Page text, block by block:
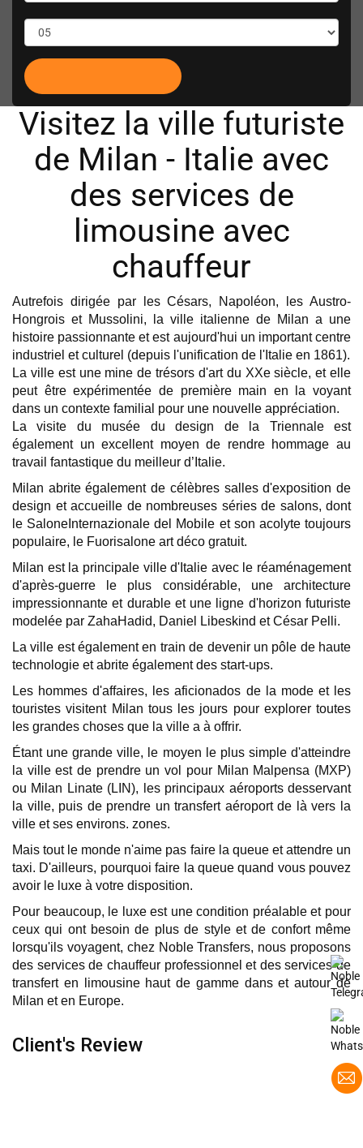
Visitez la ville futuriste
de Milan - Italie avec
des services de
limousine avec
chauffeur
Autrefois dirigée par les Césars, Napoléon, les Austro-
Hongrois et Mussolini, la ville italienne de Milan a une
histoire passionnante et est aujourd'hui un important centre
industriel et culturel (depuis l'unification de l'Italie en 1861).
La ville est une mine de trésors d'art du XXe siècle, et elle
peut être expérimentée de première main en la voyant
dans un contexte familial pour une nouvelle appréciation.
La visite du musée du design de la Triennale est
également un excellent moyen de rendre hommage au
travail fantastique du meilleur d’Italie.
Milan abrite également de célèbres salles d'exposition de
design et accueille de nombreuses séries de salons, dont
le SaloneInternazionale del Mobile et son acolyte toujours
populaire, le Fuorisalone art déco gratuit.
Milan est la principale ville d'Italie avec le réaménagement
d'après-guerre le plus considérable, une architecture
impressionnante et durable et une ligne d'horizon futuriste
modelée par ZahaHadid, Daniel Libeskind et César Pelli.
La ville est également en train de devenir un pôle de haute
technologie et abrite également des start-ups.
Les hommes d'affaires, les aficionados de la mode et les
touristes visitent Milan tous les jours pour explorer toutes
les grandes choses que la ville a à offrir.
Étant une grande ville, le moyen le plus simple d'atteindre
la ville est de prendre un vol pour Milan Malpensa (MXP)
ou Milan Linate (LIN), les principaux aéroports desservant
la ville, puis de prendre un transfert aéroport de là vers la
ville et ses environs. zones.
Mais tout le monde n'aime pas faire la queue et attendre un
taxi. D'ailleurs, pourquoi faire la queue quand vous pouvez
avoir le luxe à votre disposition.
Pour beaucoup, le luxe est une condition préalable et pour
ceux qui ont besoin de plus de style et de confort même
lorsqu'ils voyagent, chez Noble Transfers, nous proposons
des services de chauffeur professionnel et des services de
transfert en limousine haut de gamme dans et autour de
Milan et en Europe.
Client's Review